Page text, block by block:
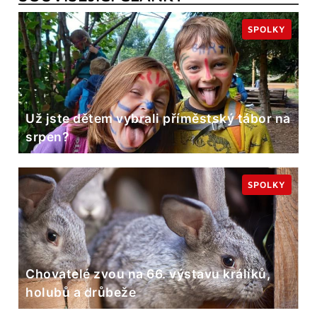
Už jste dětem vybrali příměstský tábor na
srpen?
SPOLKY
Chovatelé zvou na 66. výstavu králíků,
holubů a drůbeže
SPOLKY